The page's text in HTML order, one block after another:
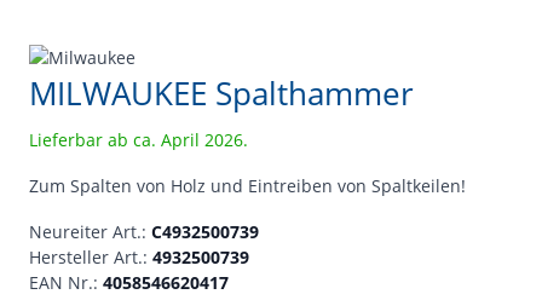
MILWAUKEE Spalthammer
Lieferbar ab ca. April 2026.
Zum Spalten von Holz und Eintreiben von Spaltkeilen!
Neureiter Art.: C4932500739
Hersteller Art.: 4932500739
EAN Nr.: 4058546620417